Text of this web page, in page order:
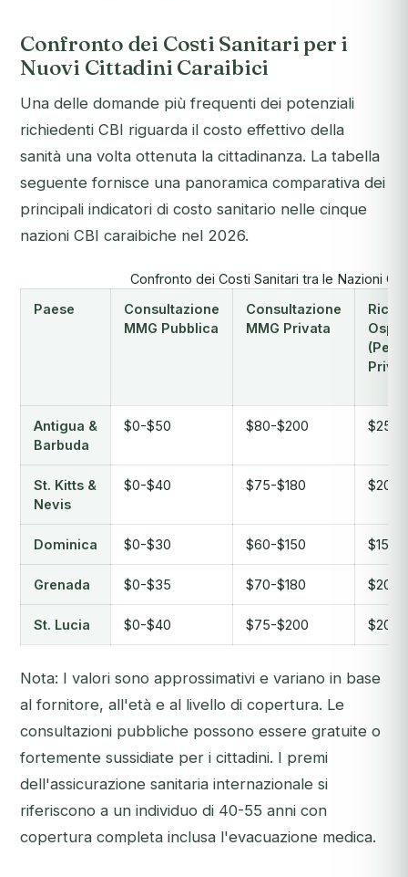
Confronto dei Costi Sanitari per i
Nuovi Cittadini Caraibici
Una delle domande più frequenti dei potenziali
richiedenti CBI riguarda il costo effettivo della
sanità una volta ottenuta la cittadinanza. La tabella
seguente fornisce una panoramica comparativa dei
principali indicatori di costo sanitario nelle cinque
nazioni CBI caraibiche nel 2026.
Confronto dei Costi Sanitari tra le Nazioni
Paese
Consultazione
MMG Pubblica
Consultazione
MMG Privata
(Per
Antigua &
Barbuda
$0-$50 $80-$200
St. Kitts &
Nevis
$0-$40 $75-$180
Dominica $0-$30 $60-$150 $150-
Grenada $0-$35 $70-$180
St. Lucia $0-$40 $75-$200
Nota: I valori sono approssimativi e variano in base
al fornitore, all'età e al livello di copertura. Le
consultazioni pubbliche possono essere gratuite o
fortemente sussidiate per i cittadini. I premi
dell'assicurazione sanitaria internazionale si
riferiscono a un individuo di 40-55 anni con
copertura completa inclusa l'evacuazione medica.